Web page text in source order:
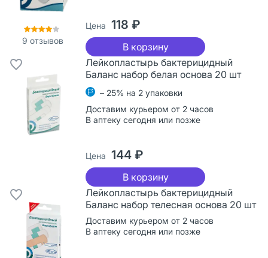
9 отзывов
Цена 118 ₽
В корзину
Лейкопластырь бактерицидный
Баланс набор белая основа 20 шт
– 25% на 2 упаковки
Доставим курьером от 2 часов
В аптеку сегодня или позже
Цена 144 ₽
В корзину
Лейкопластырь бактерицидный
Баланс набор телесная основа 20 шт
Доставим курьером от 2 часов
В аптеку сегодня или позже